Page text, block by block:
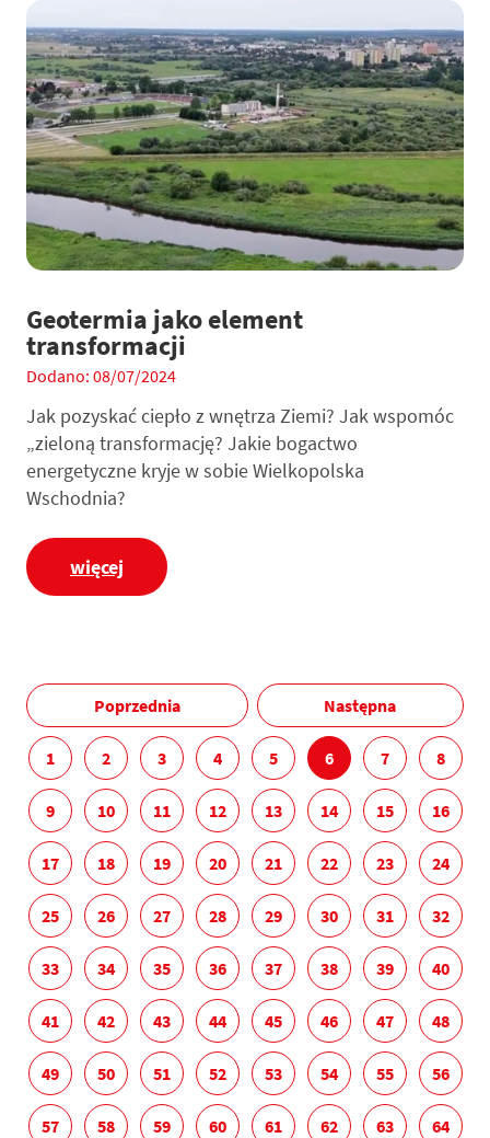
Geotermia jako element
transformacji
Dodano: 08/07/2024
Jak pozyskać ciepło z wnętrza Ziemi? Jak wspomóc
„zieloną transformację? Jakie bogactwo
energetyczne kryje w sobie Wielkopolska
Wschodnia?
więcej
Poprzednia Następna
1 2 3 4 5 6 7 8
9 10 11 12 13 14 15 16
17 18 19 20 21 22 23 24
25 26 27 28 29 30 31 32
33 34 35 36 37 38 39 40
41 42 43 44 45 46 47 48
49 50 51 52 53 54 55 56
57 58 59 60 61 62 63 64